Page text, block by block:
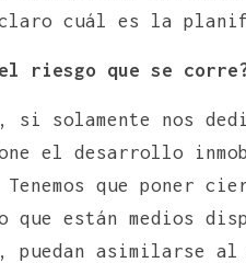
cuál es la
riesgo que se
si solamente nos
el desarrollo
Tenemos que poner
que están medios
asimilarse al